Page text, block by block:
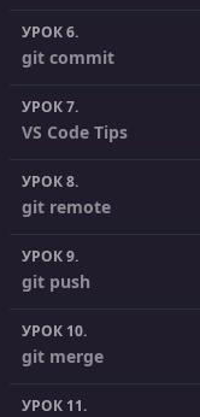
УРОК 6.
git commit
УРОК 7.
VS Code Tips
УРОК 8.
git remote
УРОК 9.
git push
УРОК 10.
git merge
УРОК 11.